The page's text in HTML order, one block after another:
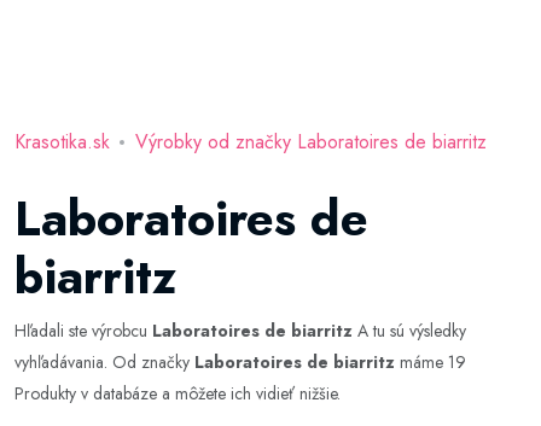
Krasotika.sk Výrobky od značky Laboratoires de biarritz
Laboratoires de
biarritz
Hľadali ste výrobcu Laboratoires de biarritz A tu sú výsledky
vyhľadávania. Od značky Laboratoires de biarritz máme 19
Produkty v databáze a môžete ich vidieť nižšie.